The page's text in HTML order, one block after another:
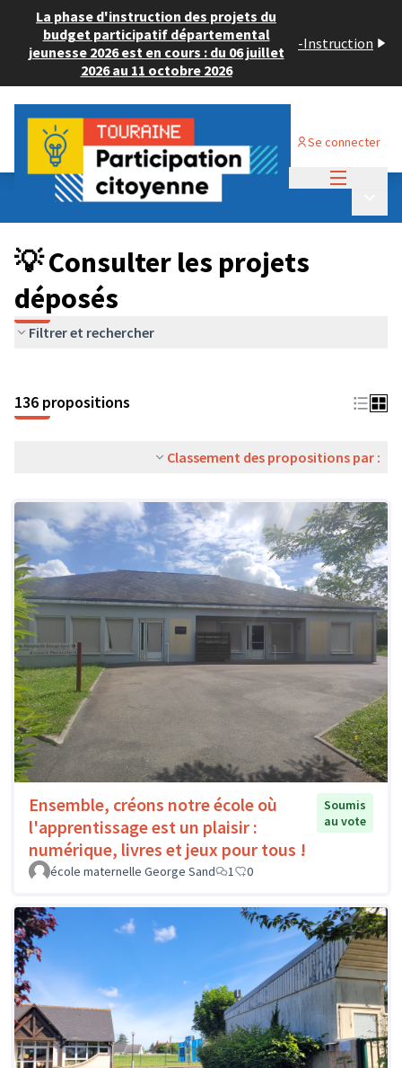
La phase d'instruction des projets du
budget participatif départemental
jeunesse 2026 est en cours : du 06 juillet
2026 au 11 octobre 2026
-Instruction
Se connecter
Budget Participatif JEUNESSE 2024
💡 Consulter les projets déposés
💡 Consulter les projets
déposés
Filtrer et rechercher
136 propositions
Classement des propositions par :
Ensemble, créons notre école où
l'apprentissage est un plaisir :
numérique, livres et jeux pour tous !
Soumis
au vote
école maternelle George Sand 1 0